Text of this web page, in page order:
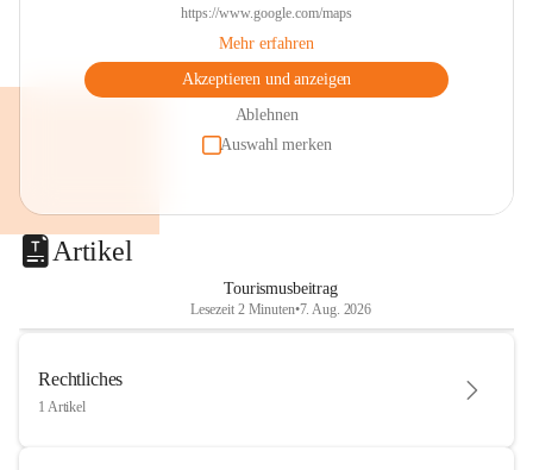
https://www.google.com/maps
Mehr erfahren
Akzeptieren und anzeigen
Ablehnen
Auswahl merken
Artikel
Tourismusbeitrag
Lesezeit 2 Minuten•7. Aug. 2026
Rechtliches
1 Artikel